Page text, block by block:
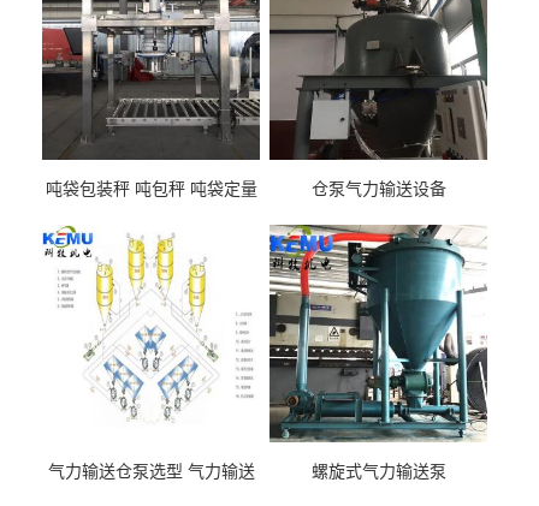
吨袋包装秤 吨包秤 吨袋定量
仓泵气力输送设备
气力输送仓泵选型 气力输送
螺旋式气力输送泵